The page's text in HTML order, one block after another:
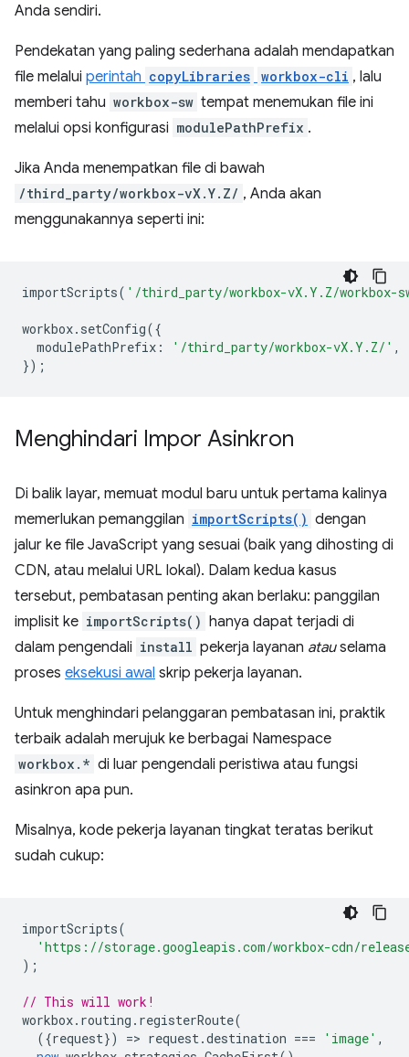
Anda sendiri.
Pendekatan yang paling sederhana adalah mendapatkan
file melalui perintah copyLibraries workbox-cli , lalu
memberi tahu workbox-sw tempat menemukan file ini
melalui opsi konfigurasi modulePathPrefix .
Jika Anda menempatkan file di bawah
/third_party/workbox-vX.Y.Z/ , Anda akan
menggunakannya seperti ini:
importScripts( '/third_party/workbox-vX.Y.Z/workbox-
workbox. setConfig({
modulePathPrefix : '/third_party/workbox-vX.Y.Z/' ,
});
Menghindari Impor Asinkron
Di balik layar, memuat modul baru untuk pertama kalinya
memerlukan pemanggilan importScripts() dengan
jalur ke file JavaScript yang sesuai (baik yang dihosting di
CDN, atau melalui URL lokal). Dalam kedua kasus
tersebut, pembatasan penting akan berlaku: panggilan
implisit ke importScripts() hanya dapat terjadi di
dalam pengendali install pekerja layanan atauselama
proses eksekusi awal skrip pekerja layanan.
Untuk menghindari pelanggaran pembatasan ini, praktik
terbaik adalah merujuk ke berbagai Namespace
workbox.* di luar pengendali peristiwa atau fungsi
asinkron apa pun.
Misalnya, kode pekerja layanan tingkat teratas berikut
sudah cukup:
importScripts(
'https://storage.googleapis.com/workbox-cdn/
);
// This will work!
workbox. routing . registerRoute(
({request}) => request.destination === 'image' ,